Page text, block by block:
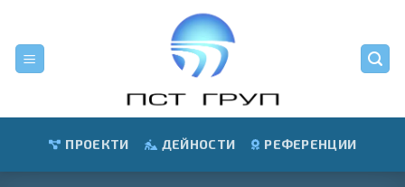
content
ПРОЕКТИ ДЕЙНОСТИ РЕФЕРЕНЦИИ